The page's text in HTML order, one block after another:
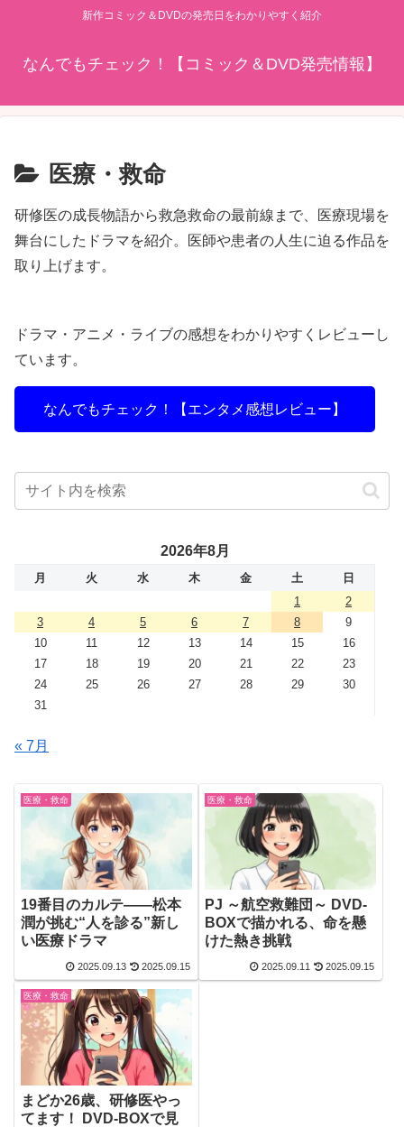
新作コミック＆DVDの発売日をわかりやすく紹介
なんでもチェック！【コミック＆DVD発売情報】
医療・救命
研修医の成長物語から救急救命の最前線まで、医療現場を
舞台にしたドラマを紹介。医師や患者の人生に迫る作品を
取り上げます。
ドラマ・アニメ・ライブの感想をわかりやすくレビューし
ています。
なんでもチェック！【エンタメ感想レビュー】
2026年8月
月 火 水 木 金 土
日
1
2
3
4 5 6 7 8
9
10
11 12 13 14 15
16
17
18 19 20 21 22
23
24
25 26 27 28 29
30
31
« 7月
医療・救命
19番目のカルテ――松本
潤が挑む“人を診る”新し
い医療ドラマ
2025.09.13 2025.09.15
医療・救命
PJ ～航空救難団～ DVD-
BOXで描かれる、命を懸
けた熱き挑戦
2025.09.11 2025.09.15
医療・救命
まどか26歳、研修医やっ
てます！ DVD-BOXで見